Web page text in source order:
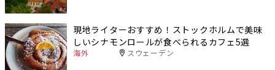
現地ライターおすすめ！ストックホルムで美味
しいシナモンロールが食べられるカフェ5選
海外 スウェーデン